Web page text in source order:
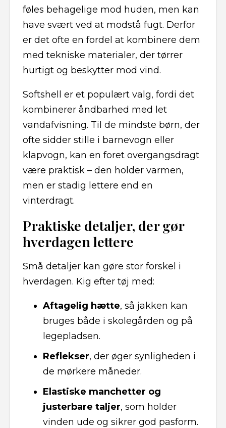
føles behagelige mod huden, men kan
have svært ved at modstå fugt. Derfor
er det ofte en fordel at kombinere dem
med tekniske materialer, der tørrer
hurtigt og beskytter mod vind.
Softshell er et populært valg, fordi det
kombinerer åndbarhed med let
vandafvisning. Til de mindste børn, der
ofte sidder stille i barnevogn eller
klapvogn, kan en foret overgangsdragt
være praktisk – den holder varmen,
men er stadig lettere end en
vinterdragt.
Praktiske detaljer, der gør
hverdagen lettere
Små detaljer kan gøre stor forskel i
hverdagen. Kig efter tøj med:
Aftagelig hætte, så jakken kan
bruges både i skolegården og på
legepladsen.
Reflekser, der øger synligheden i
de mørkere måneder.
Elastiske manchetter og
justerbare taljer, som holder
vinden ude og sikrer god pasform.